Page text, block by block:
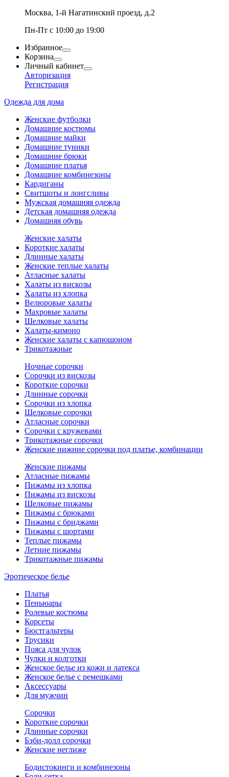
Москва, 1-й Нагатинский проезд, д.2
Пн-Пт с 10:00 до 19:00
Избранное
Корзина
Личный кабинет
Авторизация
Регистрация
Одежда для дома
Женские футболки
Домашние костюмы
Домашние майки
Домашние туники
Домашние брюки
Домашние платья
Домашние комбинезоны
Кардиганы
Свитшоты и лонгсливы
Мужская домашняя одежда
Детская домашняя одежда
Домашняя обувь
Женские халаты
Короткие халаты
Длинные халаты
Женские теплые халаты
Атласные халаты
Халаты из вискозы
Халаты из хлопка
Велюровые халаты
Махровые халаты
Шелковые халаты
Халаты-кимоно
Женские халаты с капюшоном
Трикотажные
Ночные сорочки
Сорочки из вискозы
Короткие сорочки
Длинные сорочки
Сорочки из хлопка
Шелковые сорочки
Атласные сорочки
Сорочки с кружевами
Трикотажные сорочки
Женские нижние сорочки под платье, комбинации
Женские пижамы
Атласные пижамы
Пижамы из хлопка
Пижамы из вискозы
Шелковые пижамы
Пижамы с брюками
Пижамы с бриджами
Пижамы с шортами
Теплые пижамы
Летние пижамы
Трикотажные пижамы
Эротическое белье
Платья
Пеньюары
Ролевые костюмы
Корсеты
Бюстгальтеры
Трусики
Пояса для чулок
Чулки и колготки
Женское белье из кожи и латекса
Женское белье с ремешками
Аксессуары
Для мужчин
Сорочки
Короткие сорочки
Длинные сорочки
Бэби-долл сорочки
Женские неглиже
Бодистокинги и комбинезоны